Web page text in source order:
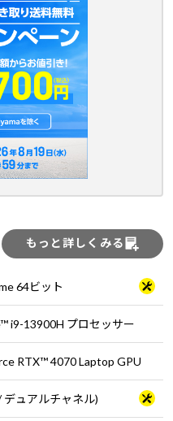
もっと詳しくみる
64ビット
i9-13900H プロセッサー
RTX™ 4070 Laptop GPU
ュアルチャネル)